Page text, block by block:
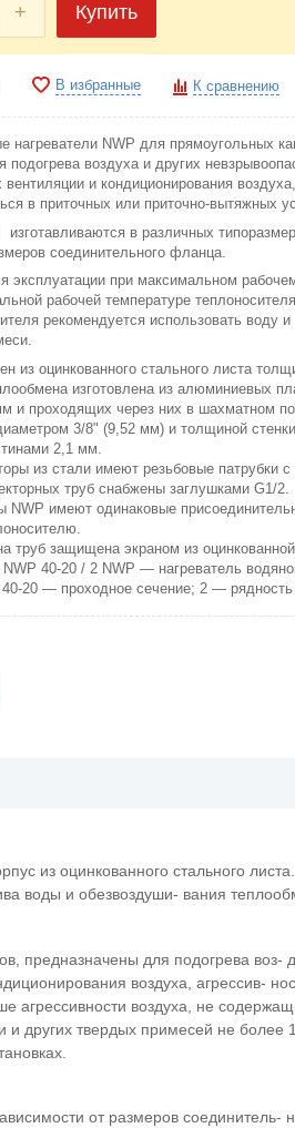
+ Купить
В избранные К сравнению
нагреватели NWP для прямоугольных
подогрева воздуха и других
и кондиционирования
в приточных или приточно-вытяжных
изготавливаются в различных
соединительного фланца.
эксплуатации при максимальном
рабочей температуре
рекомендуется использовать воду и
из оцинкованного стального листа
изготовлена из алюминиевых
и проходящих через них в шахматном
3/8" (9,52 мм) и толщиной
2,1 мм.
из стали имеют резьбовые патрубки с
труб снабжены заглушками G1/2.
NWP имеют одинаковые
труб защищена экраном из оцинкованной
40-20 / 2 NWP — нагреватель
20 — проходное сечение; 2 — рядность
из оцинкованного стального листа.
воды и обезвоздуши- вания
предназначены для подогрева воз-
воздуха, агрессив-
агрессивности воздуха, не
других твердых примесей не более
от размеров соединитель-